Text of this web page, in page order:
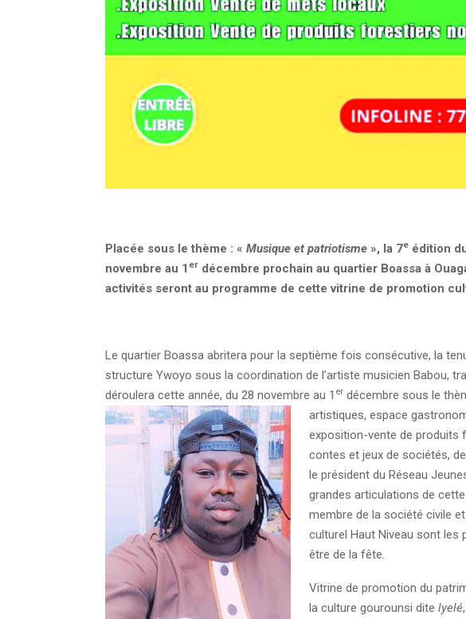
Placée sous le thème : « Musique et patriotisme », la 7e édition
novembre au 1 er décembre prochain au quartier Boassa à
activités seront au programme de cette vitrine de promotion
Le quartier Boassa abritera pour la septième fois consécutive, la
structure Ywoyo sous la coordination de l’artiste musicien Babou,
déroulera cette année, du 28 novembre au 1 er décembre sous le
artistiques, espace
exposition-vente de produits
contes et jeux de sociétés,
le président du Réseau
grandes articulations de
membre de la société civile
culturel Haut Niveau sont les
être de la fête.
Vitrine de promotion du
la culture gourounsi dite lyelé